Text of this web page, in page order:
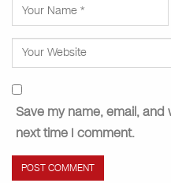
Save my name, email,
next time I comment.